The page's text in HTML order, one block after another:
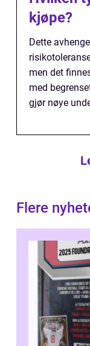
kjøpe?
Dette
men det
med
gjør nøye
Flere